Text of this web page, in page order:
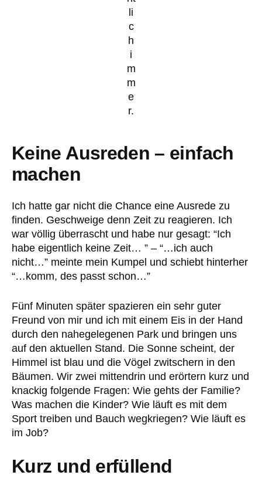
li
c
h
i
m
m
e
r.
Keine Ausreden – einfach
machen
Ich hatte gar nicht die Chance eine Ausrede zu
finden. Geschweige denn Zeit zu reagieren. Ich
war völlig überrascht und habe nur gesagt: “Ich
habe eigentlich keine Zeit… ” – “…ich auch
nicht…” meinte mein Kumpel und schiebt hinterher
“…komm, des passt schon…”
Fünf Minuten später spazieren ein sehr guter
Freund von mir und ich mit einem Eis in der Hand
durch den nahegelegenen Park und bringen uns
auf den aktuellen Stand. Die Sonne scheint, der
Himmel ist blau und die Vögel zwitschern in den
Bäumen. Wir zwei mittendrin und erörtern kurz und
knackig folgende Fragen: Wie gehts der Familie?
Was machen die Kinder? Wie läuft es mit dem
Sport treiben und Bauch wegkriegen? Wie läuft es
im Job?
Kurz und erfüllend